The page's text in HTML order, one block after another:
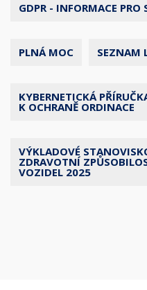
GDPR - INFORMACE PRO
PLNÁ MOC SEZNAM
KYBERNETICKÁ
K OCHRANĚ ORDINACE
VÝKLADOVÉ
ZDRAVOTNÍ
VOZIDEL 2025